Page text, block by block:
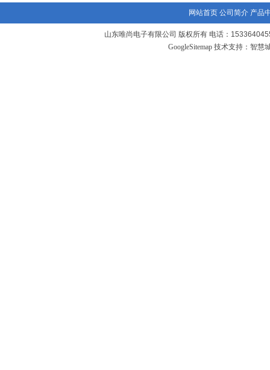
网站首页 公司简介 产品
山东唯尚电子有限公司 版权所有 电话：
GoogleSitemap技术支持： 智慧